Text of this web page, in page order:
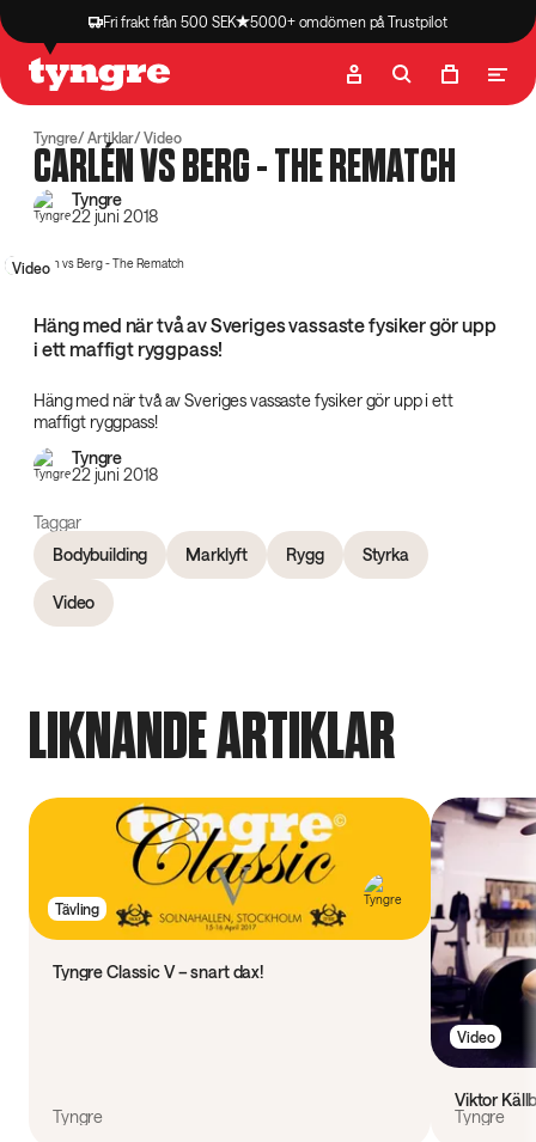
Fri frakt från 500 SEK 5000+ omdömen på Trustpilot
Butik Recept
Tyngre Artiklar Video
CARLÉN VS BERG - THE REMATCH
Tyngre
22 juni 2018
Video
Häng med när två av Sveriges vassaste fysiker gör upp
i ett maffigt ryggpass!
Häng med när två av Sveriges vassaste fysiker gör upp i ett
maffigt ryggpass!
Tyngre
22 juni 2018
Taggar
Bodybuilding
Marklyft Rygg Styrka
Video
LIKNANDE ARTIKLAR
Tävling
Tyngre Classic V – snart dax!
Tyngre
Video
Viktor
Tyngre